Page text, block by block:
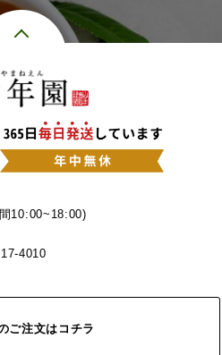
間10:00~18:00)
4010
ご注文はコチラ